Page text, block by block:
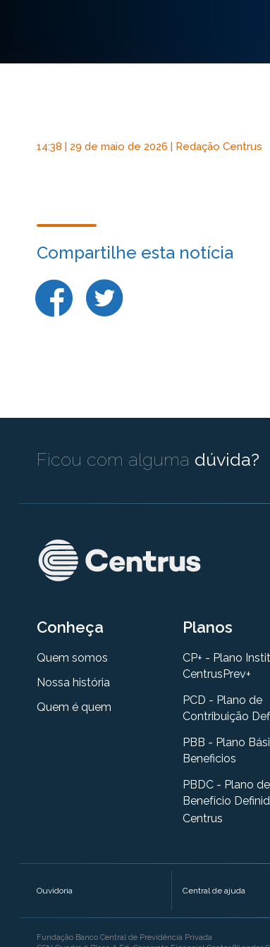
14:38 | 29 de maio de 2026 | Redação Centrus
Compartilhe esta notícia
Ficou com alguma dúvida?
Conheça
Quem somos
Nossa história
Quem é quem
Planos
CP+ - Plano
CentrusPrev+
PCD - Plano de
Contribuição
PBB - Plano
Beneficios
PBDC - Plano de
Benefício
Centrus
Ouvidoria Central de ajuda
Fundação Banco Central de Previdência Privada